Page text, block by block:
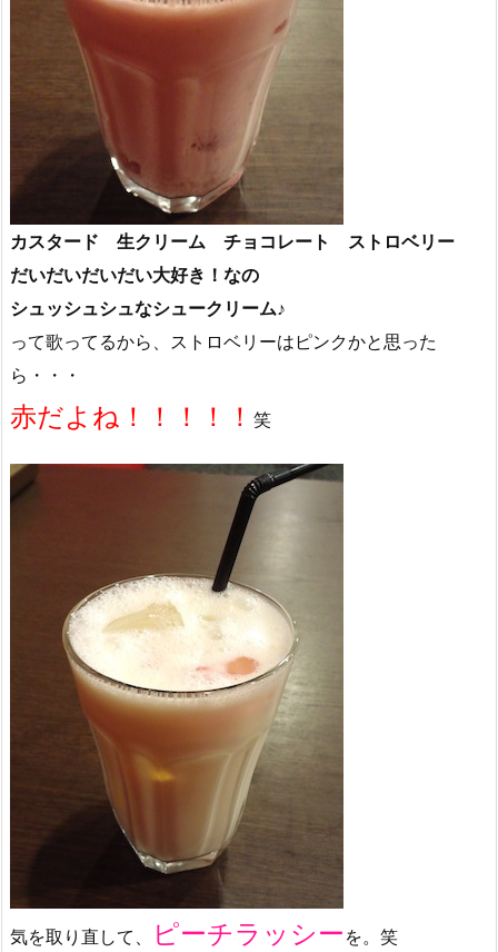
カスタード 生クリーム チョコレート ストロベリー
だいだいだいだい大好き！なの
シュッシュシュなシュークリーム♪
って歌ってるから、ストロベリーはピンクかと思った
ら・・・
赤だよね！！！！！ 笑
気を取り直して、 ピーチラッシー を。笑